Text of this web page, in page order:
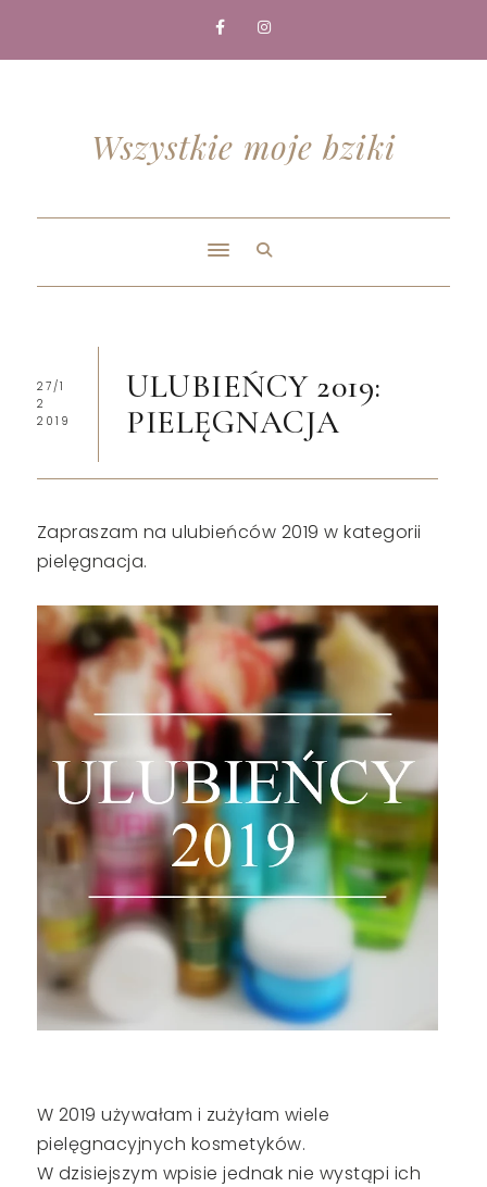
Wszystkie moje bziki
27/1
2
2019
ULUBIEŃCY 2019:
PIELĘGNACJA
Zapraszam na ulubieńców 2019 w kategorii
pielęgnacja.
W 2019 używałam i zużyłam wiele
pielęgnacyjnych kosmetyków.
W dzisiejszym wpisie jednak nie wystąpi ich